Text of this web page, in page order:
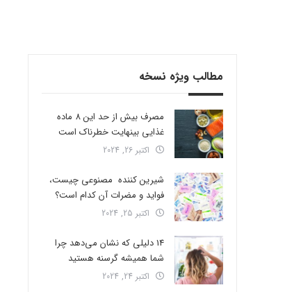
مطالب ویژه نسخه
مصرف بیش از حد این 8 ماده
غذایی بینهایت خطرناک است
اکتبر 26, 2024
شیرین کننده مصنوعی چیست،
فواید و مضرات آن کدام است؟
اکتبر 25, 2024
14 دلیلی که نشان می‌دهد چرا
شما همیشه گرسنه هستید
اکتبر 24, 2024